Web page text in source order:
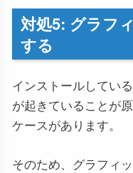
対処5: グラフ
する
インストールしてい
が起きていることが
ケースがあります。
そのため、グラフィ